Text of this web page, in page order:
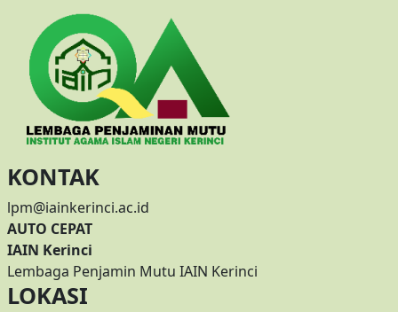
KONTAK
lpm@iainkerinci.ac.id
AUTO CEPAT
IAIN Kerinci
Lembaga Penjamin Mutu IAIN Kerinci
LOKASI